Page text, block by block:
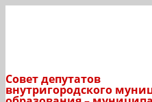
Совет депутатов
внутригородского